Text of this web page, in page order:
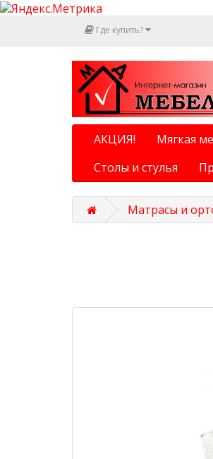
Где купить?
АКЦИЯ! Мягкая
Столы и стулья
Матрасы и